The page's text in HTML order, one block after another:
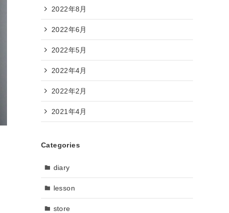
2022年8月
2022年6月
2022年5月
2022年4月
2022年2月
2021年4月
Categories
diary
lesson
store